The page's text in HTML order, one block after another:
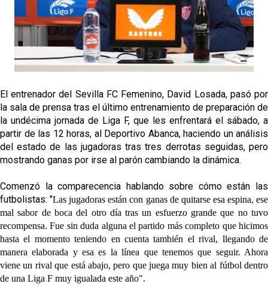
El Sevilla FC cierra el fichaje de Robbie Ure
Crónica Pretemporada | Real Madrid 2-4 Sevilla FC
Femenino
FC
Análisis | El Sevilla FC cierra una pretemporada de
contrastes antes del inicio de LaLiga
El entrenador del Sevilla FC Femenino, David Losada, pasó por
la sala de prensa tras el último entrenamiento de preparación de
la undécima jornada de Liga F, que les enfrentará el sábado, a
partir de las 12 horas, al Deportivo Abanca, haciendo un análisis
del estado de las jugadoras tras tres derrotas seguidas, pero
mostrando ganas por irse al parón cambiando la dinámica.
Comenzó la comparecencia hablando sobre cómo están las
futbolistas: "Las jugadoras están con ganas de quitarse esa espina, ese
mal sabor de boca del otro día tras un esfuerzo grande que no tuvo
recompensa. Fue sin duda alguna el partido más completo que hicimos
hasta el momento teniendo en cuenta también el rival, llegando de
manera elaborada y esa es la línea que tenemos que seguir. Ahora
viene un rival que está abajo, pero que juega muy bien al fútbol dentro
de una Liga F muy igualada este año".